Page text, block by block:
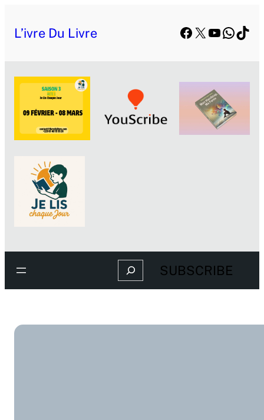
L’ivre Du Livre Facebook
X YouTube
Search SUBSCRIBE